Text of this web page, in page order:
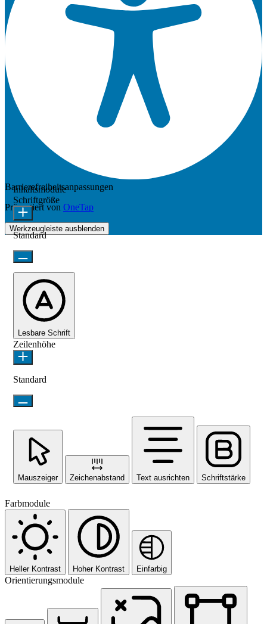
Barrierefreiheitsanpassungen
Präsentiert von OneTap
Werkzeugleiste ausblenden
Inhaltsmodule
Schriftgröße
Standard
Lesbare Schrift
Zeilenhöhe
Standard
Mauszeiger Zeichenabstand Text ausrichten Schriftstärke
Farbmodule
Heller Kontrast Hoher Kontrast Einfarbig
Orientierungsmodule